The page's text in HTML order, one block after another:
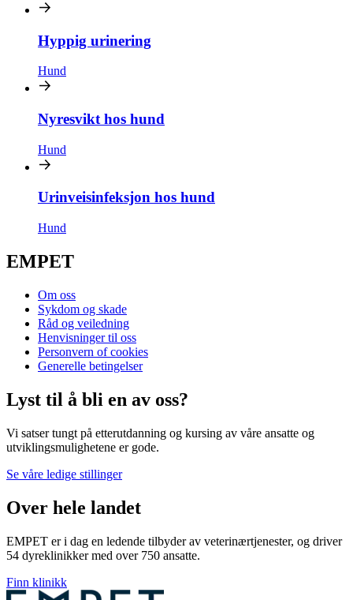
Hyppig urinering
Hund
Nyresvikt hos hund
Hund
Urinveisinfeksjon hos hund
Hund
EMPET
Om oss
Sykdom og skade
Råd og veiledning
Henvisninger til oss
Personvern of cookies
Generelle betingelser
Lyst til å bli en av oss?
Vi satser tungt på etterutdanning og kursing av våre ansatte og
utviklingsmulighetene er gode.
Se våre ledige stillinger
Over hele landet
EMPET er i dag en ledende tilbyder av veterinærtjenester, og driver
54 dyreklinikker med over 750 ansatte.
Finn klinikk